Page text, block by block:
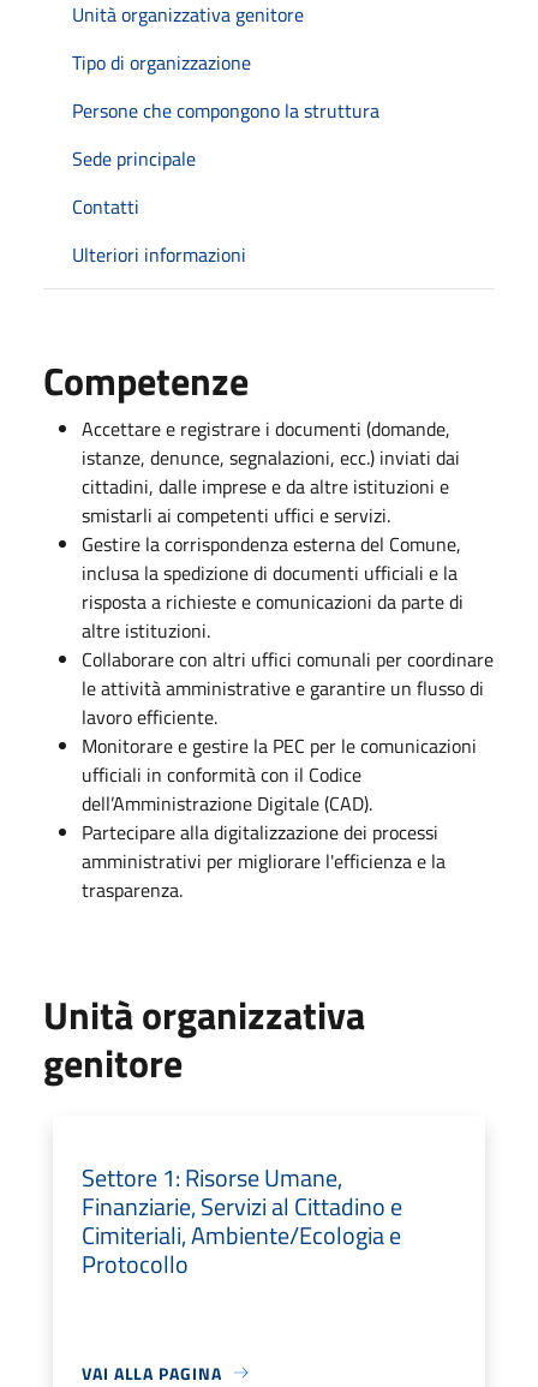
Unità organizzativa genitore
Tipo di organizzazione
Persone che compongono la struttura
Sede principale
Contatti
Ulteriori informazioni
Competenze
Accettare e registrare i documenti (domande,
istanze, denunce, segnalazioni, ecc.) inviati dai
cittadini, dalle imprese e da altre istituzioni e
smistarli ai competenti uffici e servizi.
Gestire la corrispondenza esterna del Comune,
inclusa la spedizione di documenti ufficiali e la
risposta a richieste e comunicazioni da parte di
altre istituzioni.
Collaborare con altri uffici comunali per coordinare
le attività amministrative e garantire un flusso di
lavoro efficiente.
Monitorare e gestire la PEC per le comunicazioni
ufficiali in conformità con il Codice
dell’Amministrazione Digitale (CAD).
Partecipare alla digitalizzazione dei processi
amministrativi per migliorare l'efficienza e la
trasparenza.
Unità organizzativa
genitore
Settore 1: Risorse Umane,
Finanziarie, Servizi al Cittadino e
Cimiteriali, Ambiente/Ecologia e
Protocollo
VAI ALLA PAGINA